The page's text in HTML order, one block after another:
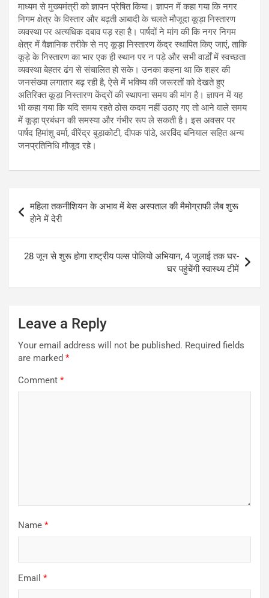
माध्यम से मुख्यमंत्री को ज्ञापन प्रेषित किया। ज्ञापन में कहा गया कि नगर
निगम क्षेत्र के विस्तार और बढ़ती आबादी के चलते मौजूदा कूड़ा निस्तारण
व्यवस्था पर अत्यधिक दबाव पड़ रहा है। पार्षदों ने मांग की कि नगर निगम
क्षेत्र में वैज्ञानिक तरीके से नए कूड़ा निस्तारण केंद्र स्थापित किए जाएं, ताकि
कूड़े के निस्तारण का भार एक ही स्थान पर न पड़े और सभी वार्डों में स्वच्छता
व्यवस्था बेहतर ढंग से संचालित हो सके। उनका कहना था कि शहर की
जनसंख्या लगातार बढ़ रही है, ऐसे में भविष्य की जरूरतों को देखते हुए
अतिरिक्त कूड़ा निस्तारण केंद्रों की स्थापना समय की मांग है। ज्ञापन में यह
भी कहा गया कि यदि समय रहते ठोस कदम नहीं उठाए गए तो आने वाले समय
में कूड़ा प्रबंधन की समस्या और गंभीर रूप ले सकती है। इस अवसर पर
पार्षद हिमांशु वर्मा, वीरेंद्र बुड़ाकोटी, दीपक पांडे, अरविंद बनियाल सहित अन्य
जनप्रतिनिधि मौजूद रहे।
navigation
महिला तकनीशियन के अभाव में बेस अस्पताल की मैमोग्राफी लैब शुरू
होने में देरी
28 जून से शुरू होगा राष्ट्रीय पल्स पोलियो अभियान, 4 जुलाई तक घर-
घर पहुंचेंगी स्वास्थ्य टीमें
Leave a Reply
Your email address will not be published. Required fields
are marked *
Comment *
Name *
Email *